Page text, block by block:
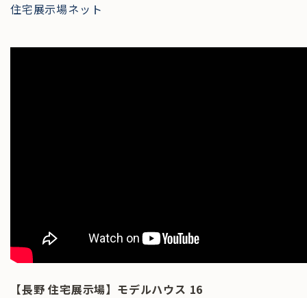
住宅展示場ネット
【長野 住宅展示場】モデルハウス 16